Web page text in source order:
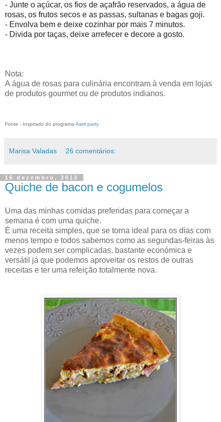
- Junte o açúcar, os fios de açafrão reservados, a água de
rosas, os frutos secos e as passas, sultanas e bagas goji.
- Envolva bem e deixe cozinhar por mais 7 minutos.
- Divida por taças, deixe arrefecer e decore a gosto.
Nota:
A água de rosas para culinária encontram à venda em lojas
de produtos gourmet ou de produtos indianos.
Fonte - Inspirado do programaAarti party
Marisa Valadas 26 comentários:
16 dezembro, 2013
Quiche de bacon e cogumelos
Uma das minhas comidas preferidas para começar a
semana é com uma quiche.
É uma receita simples, que se torna ideal para os dias com
menos tempo e todos sabemos como as segundas-feiras às
vezes podem ser complicadas, bastante económica e
versátil já que podemos aproveitar os restos de outras
receitas e ter uma refeição totalmente nova.